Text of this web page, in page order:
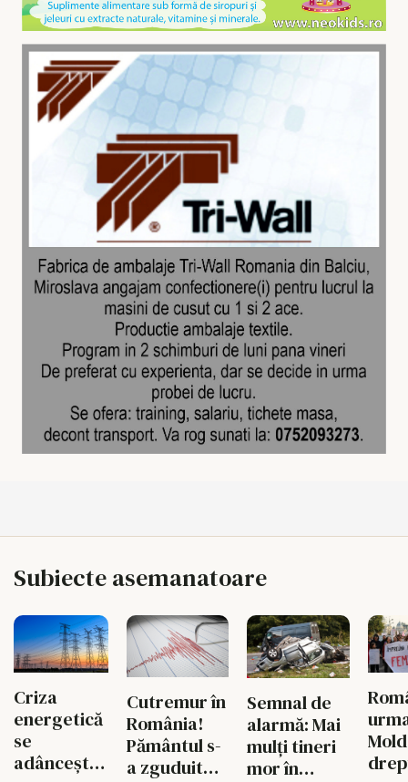
Subiecte asemanatoare
Criza
energetică
se
adâncește.
Cutremur în
România!
Pământul s-
a zguduit
Semnal de
alarmă: Mai
mulți tineri
mor în